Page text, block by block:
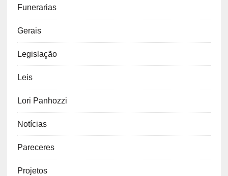
Funerarias
Gerais
Legislação
Leis
Lori Panhozzi
Notícias
Pareceres
Projetos